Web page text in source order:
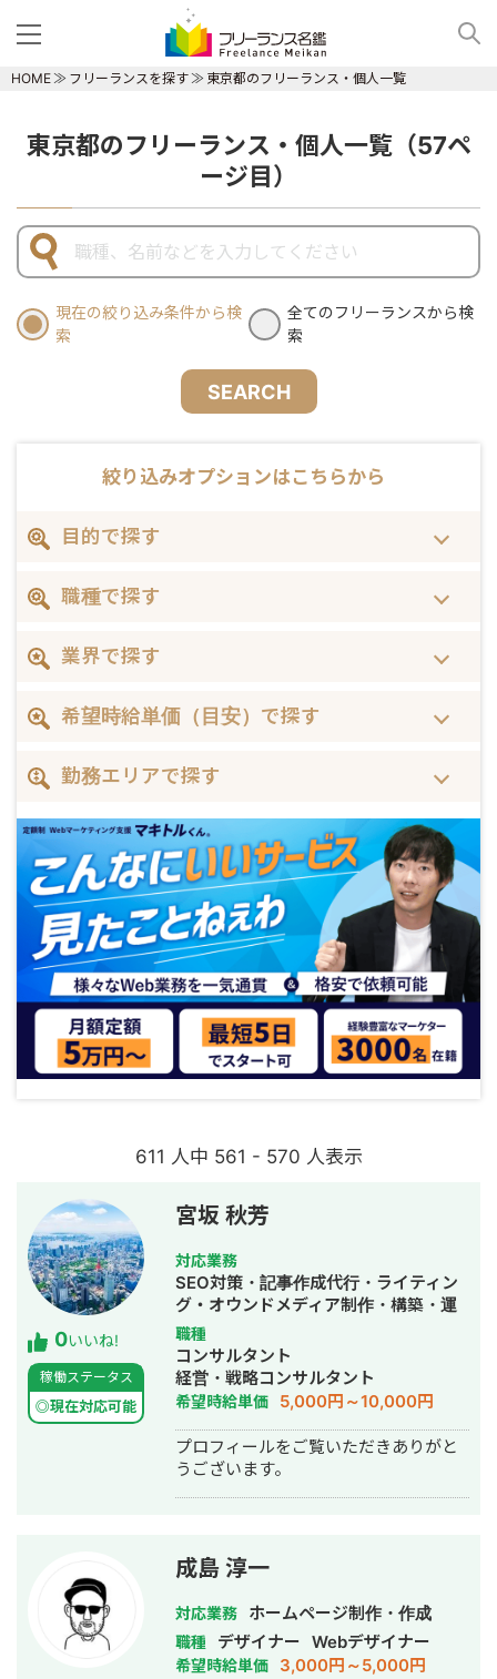
HOME フリーランスを探す 東京都のフリーランス・個人一覧
東京都のフリーランス・個人一覧（57ペ
ージ目）
現在の絞り込み条件から検
索
全てのフリーランスから検
索
SEARCH
絞り込みオプションはこちらから
目的で探す
職種で探す
業界で探す
希望時給単価（目安）で探す
勤務エリアで探す
611 人中 561 - 570 人表示
0いいね!
稼働ステータス
◎現在対応可能
宮坂 秋芳
対応業務
SEO対策・記事作成代行・ライティン
グ・オウンドメディア制作・構築・運
用代行
職種
コンサルタント
経営・戦略コンサルタント
希望時給単価 5,000円～10,000円
プロフィールをご覧いただきありがと
うございます。
成島 淳一
対応業務 ホームページ制作・作成
職種 デザイナー Webデザイナー
希望時給単価 3,000円～5,000円